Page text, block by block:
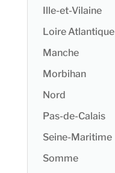
Ille-et-Vilaine
Loire Atlantique
Manche
Morbihan
Nord
Pas-de-Calais
Seine-Maritime
Somme